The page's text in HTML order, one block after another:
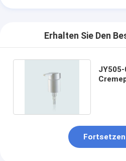
Erhalten Sie Den
Fortsetzen